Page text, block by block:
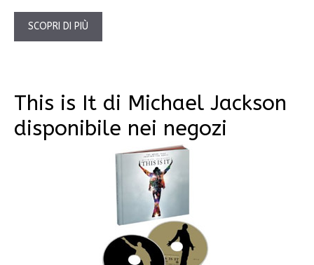
SCOPRI DI PIÙ
This is It di Michael Jackson
disponibile nei negozi